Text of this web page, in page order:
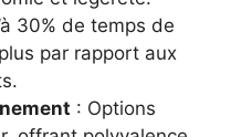
30% de temps de
par rapport aux
: Options